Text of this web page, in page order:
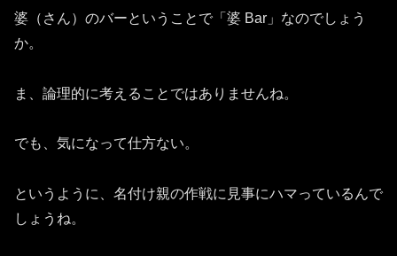
婆（さん）のバーということで「婆 Bar」なのでしょう
か。
ま、論理的に考えることではありませんね。
でも、気になって仕方ない。
というように、名付け親の作戦に見事にハマっているんで
しょうね。